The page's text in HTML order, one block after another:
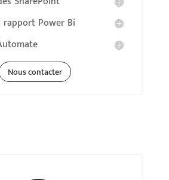
Power Bi
Nous contacter